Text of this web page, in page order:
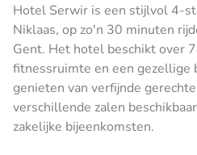
Hotel Serwir is een stijlvol 4-
Niklaas, op zo'n 30 minuten
Gent. Het hotel beschikt over
fitnessruimte en een gezellige
genieten van verfijnde
verschillende zalen
zakelijke bijeenkomsten.